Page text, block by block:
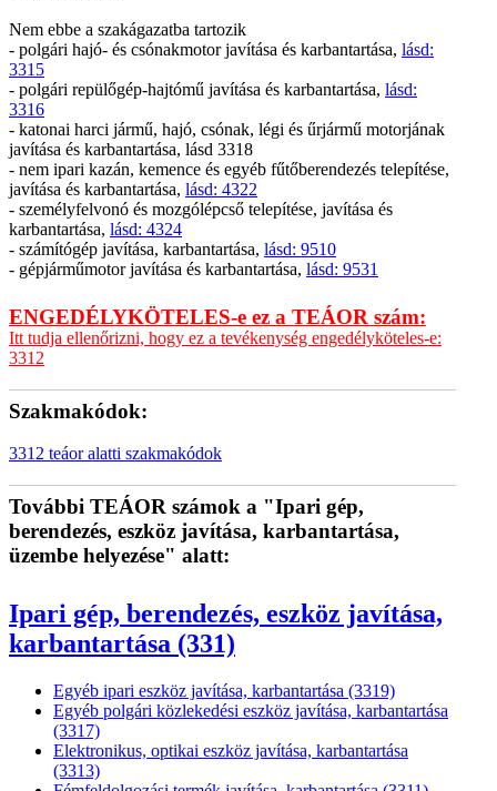
Nem ebbe a szakágazatba tartozik
- polgári hajó- és csónakmotor javítása és karbantartása, lásd:
3315
- polgári repülőgép-hajtómű javítása és karbantartása, lásd:
3316
- katonai harci jármű, hajó, csónak, légi és űrjármű motorjának
javítása és karbantartása, lásd 3318
- nem ipari kazán, kemence és egyéb fűtőberendezés telepítése,
javítása és karbantartása, lásd: 4322
- személyfelvonó és mozgólépcső telepítése, javítása és
karbantartása, lásd: 4324
- számítógép javítása, karbantartása, lásd: 9510
- gépjárműmotor javítása és karbantartása, lásd: 9531
ENGEDÉLYKÖTELES-e ez a TEÁOR szám:
Itt tudja ellenőrizni, hogy ez a tevékenység engedélyköteles-e:
3312
Szakmakódok:
3312 teáor alatti szakmakódok
További TEÁOR számok a "Ipari gép,
berendezés, eszköz javítása, karbantartása,
üzembe helyezése" alatt:
Ipari gép, berendezés, eszköz javítása,
karbantartása (331)
Egyéb ipari eszköz javítása, karbantartása (3319)
Egyéb polgári közlekedési eszköz javítása, karbantartása
(3317)
Elektronikus, optikai eszköz javítása, karbantartása
(3313)